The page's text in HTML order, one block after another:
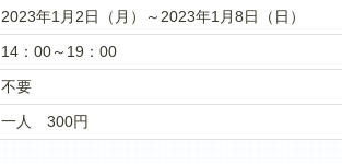
2023年1月2日（月）～2023年1月8日（日）
14：00～19：00
不要
一人 300円